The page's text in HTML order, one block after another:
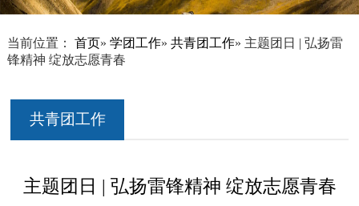
当前位置： 首页» 学团工作» 共青团工作» 主题团日 | 弘扬雷
锋精神 绽放志愿青春
共青团工作
主题团日 | 弘扬雷锋精神 绽放志愿青春